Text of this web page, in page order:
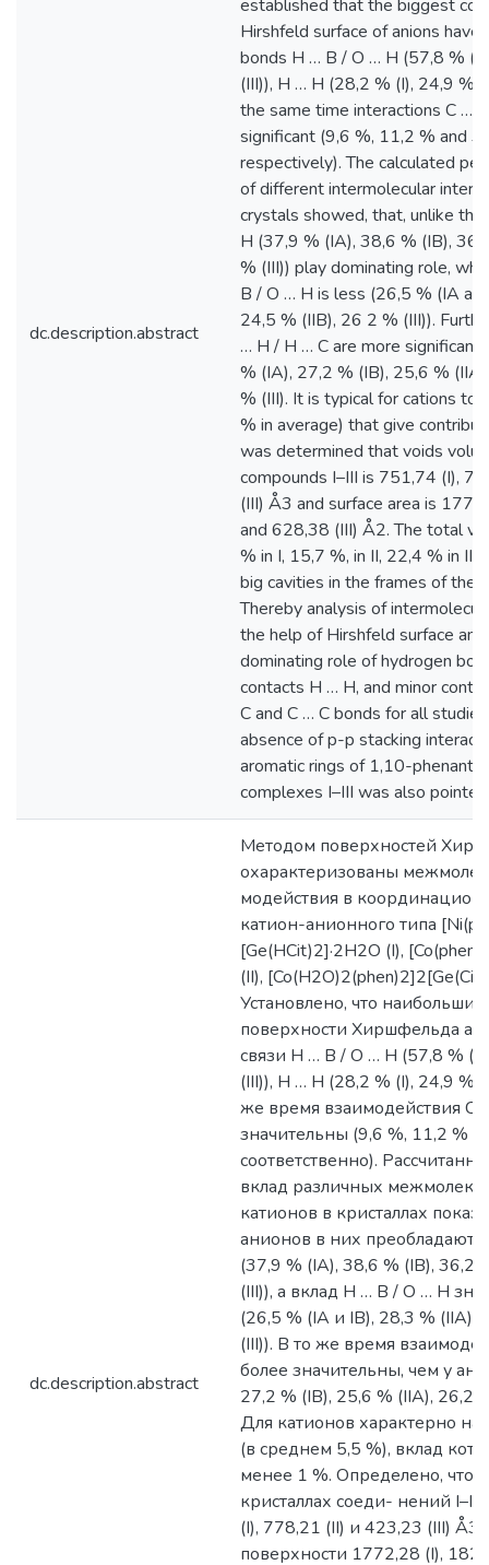
dc.description.abstract
established that the biggest
Hirshfeld surface of anions
bonds H … В / О … Н (57,8 %
(III)), H … H (28,2 % (I), 24,9 %
the same time interactions C …
significant (9,6 %, 11,2 % and
respectively). The calculated
of different intermolecular
crystals showed, that, unlike
Н (37,9 % (IА), 38,6 % (IB),
% (III)) play dominating role,
В / О … Н is less (26,5 % (IA
24,5 % (IIB), 26 2 % (III)).
… H / Н … С are more significant
% (IА), 27,2 % (IB), 25,6 %
% (III). It is typical for cations to
% in average) that give
was determined that voids
compounds I–III is 751,74 (I),
(III) Å3 and surface area is
and 628,38 (III) Å2. The total
% in I, 15,7 %, in II, 22,4 % in
big cavities in the frames of the
Thereby analysis of
the help of Hirshfeld surface
dominating role of hydrogen
contacts H … H, and minor
C and С … С bonds for all
absence of p-p stacking
aromatic rings of 1,10-
complexes I–III was also
dc.description.abstract
Методом поверхностей
охарактеризованы
модействия в
катион-анионного типа
[Ge(HCit)2]·2H2O (I),
(II),
Установлено, что
поверхности Хиршфельда
связи H … В / О … Н (57,8 %
(III)), H … H (28,2 % (I), 24,9 %
же время взаимодействия C
значительны (9,6 %, 11,2 % и
соответственно).
вклад различных
катионов в кристаллах
анионов в них преобладают
(37,9 % (IА), 38,6 % (IB), 36,2
(III)), а вклад H … В / О … Н
(26,5 % (IA и IB), 28,3 % (IIA),
(III)). В то же время
более значительны, чем у
27,2 % (IB), 25,6 % (IIА), 26,2
Для катионов характерно
(в среднем 5,5 %), вклад
менее 1 %. Определено, что
кристаллах соеди- нений I–III
(I), 778,21 (II) и 423,23 (III)
поверхности 1772,28 (I),